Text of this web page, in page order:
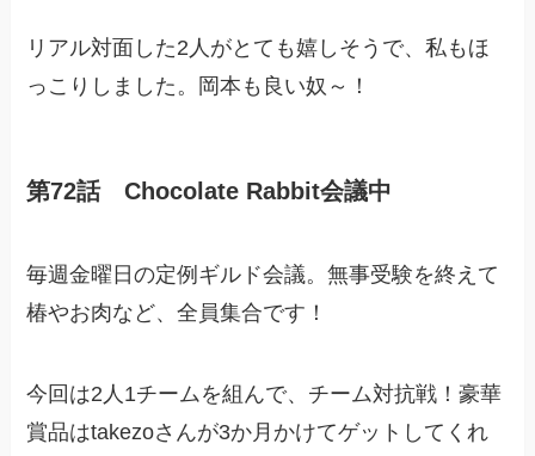
リアル対面した2人がとても嬉しそうで、私もほ
っこりしました。岡本も良い奴～！
第72話 Chocolate Rabbit会議中
毎週金曜日の定例ギルド会議。無事受験を終えて
椿やお肉など、全員集合です！
今回は2人1チームを組んで、チーム対抗戦！豪華
賞品はtakezoさんが3か月かけてゲットしてくれ